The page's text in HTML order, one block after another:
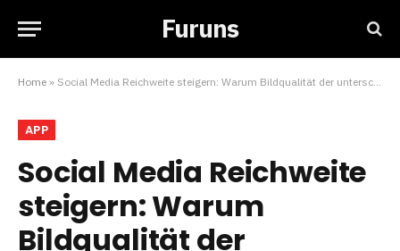
Furuns
Home » Social Media Reichweite steigern: Warum Bildqualität der unterschätzte Algorithmus-Faktor ist
APP
Social Media Reichweite
steigern: Warum
Bildqualität der